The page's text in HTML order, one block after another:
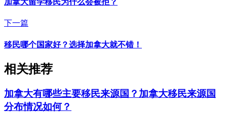
加拿大留学移民为什么会被拒？
下一篇
移民哪个国家好？选择加拿大就不错！
相关推荐
加拿大有哪些主要移民来源国？加拿大移民来源国
分布情况如何？